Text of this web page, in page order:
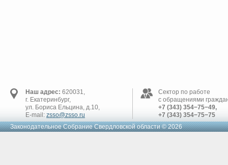
Наш адрес: 620031,
г. Екатеринбург,
ул. Бориса Ельцина, д.10,
E-mail: zsso@zsso.ru
Сектор по работе
с обращениями
+7 (343) 354−75−49,
+7 (343) 354−75−75
Законодательное Cобрание Свердловской области © 2026